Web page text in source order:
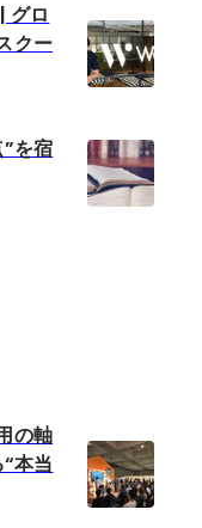
グロ
クー
を宿
の軸
本当